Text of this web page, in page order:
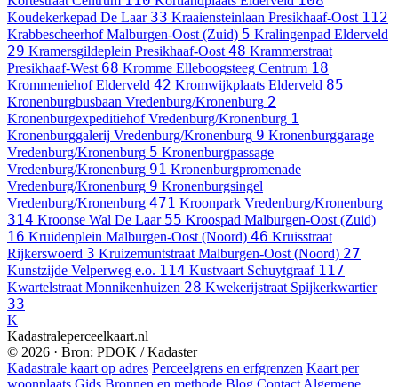
Koudekerkepad De Laar 33 Kraaiensteinlaan Presikhaaf-Oost 112
Krabbescheerhof Malburgen-Oost (Zuid) 5 Kralingenpad Elderveld
29 Kramersgildeplein Presikhaaf-Oost 48 Krammerstraat
Presikhaaf-West 68 Kromme Elleboogsteeg Centrum 18
Krommeniehof Elderveld 42 Kromwijkplaats Elderveld 85
Kronenburgbusbaan Vredenburg/Kronenburg 2
Kronenburgexpeditiehof Vredenburg/Kronenburg 1
Kronenburggalerij Vredenburg/Kronenburg 9 Kronenburggarage
Vredenburg/Kronenburg 5 Kronenburgpassage
Vredenburg/Kronenburg 91 Kronenburgpromenade
Vredenburg/Kronenburg 9 Kronenburgsingel
Vredenburg/Kronenburg 471 Kroonpark Vredenburg/Kronenburg
314 Kroonse Wal De Laar 55 Kroospad Malburgen-Oost (Zuid)
16 Kruidenplein Malburgen-Oost (Noord) 46 Kruisstraat
Rijkerswoerd 3 Kruizemuntstraat Malburgen-Oost (Noord) 27
Kunstzijde Velperweg e.o. 114 Kustvaart Schuytgraaf 117
Kwartelstraat Monnikenhuizen 28 Kwekerijstraat Spijkerkwartier
33
K
Kadastraleperceelkaart.nl
© 2026 · Bron: PDOK / Kadaster
Kadastrale kaart op adres Perceelgrens en erfgrenzen Kaart per